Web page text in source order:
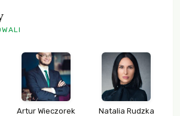
Artur Wieczorek Natalia Rudzka